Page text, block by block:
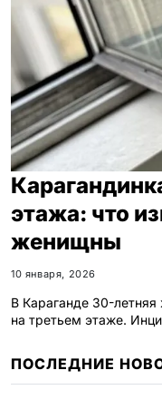
этажа: что
женищны
10 января, 2026
В Караганде 30-
на третьем этаже.
ПОСЛЕДНИЕ